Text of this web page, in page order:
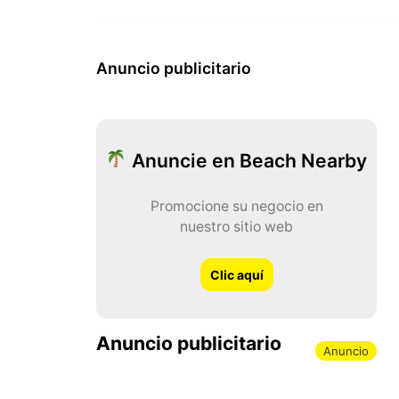
Anuncio publicitario
Anuncie en Beach Nearby
Promocione su negocio en
nuestro sitio web
Clic aquí
Anuncio publicitario Anuncio